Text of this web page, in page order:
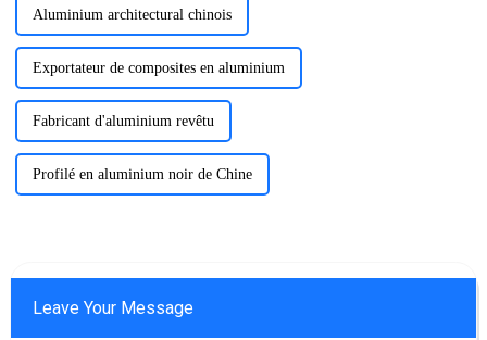
Aluminium architectural chinois
Exportateur de composites en aluminium
Fabricant d'aluminium revêtu
Profilé en aluminium noir de Chine
Leave Your Message